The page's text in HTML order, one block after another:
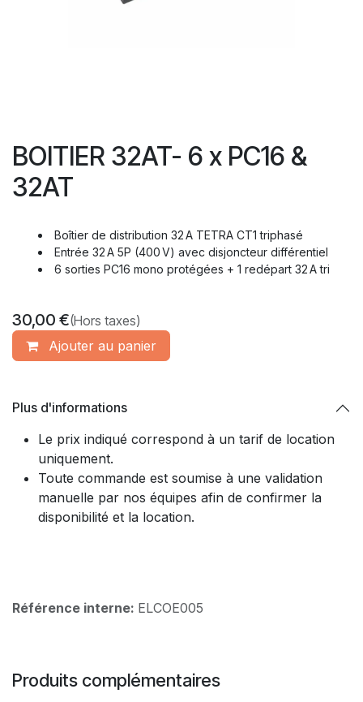
BOITIER 32AT- 6 x PC16 &
32AT
Boîtier de distribution 32 A TETRA CT1 triphasé
Entrée 32 A 5P (400 V) avec disjoncteur différentiel
6 sorties PC16 mono protégées + 1 redépart 32 A tri
30,00 €(Hors taxes)
Ajouter​ au panier
Plus d'informations
Le prix indiqué correspond à un tarif de location
uniquement.​
Toute commande est soumise à une validation
manuelle par nos équipes afin de confirmer la
disponibilité et la location.
Référence interne: ELCOE005
Produits complémentaires